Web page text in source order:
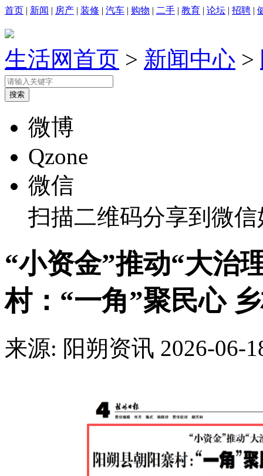
首页 | 新闻 | 房产 | 装修 | 汽车 | 购物 | 二手 | 教育 | 论坛 | 招聘 |
生活网首页 > 新闻中心 >
微博
Qzone
微信
扫描二维码分享到微
“小资金”推动“大治
村：“一角”聚民心
来源: 阳朔资讯 2026-06-